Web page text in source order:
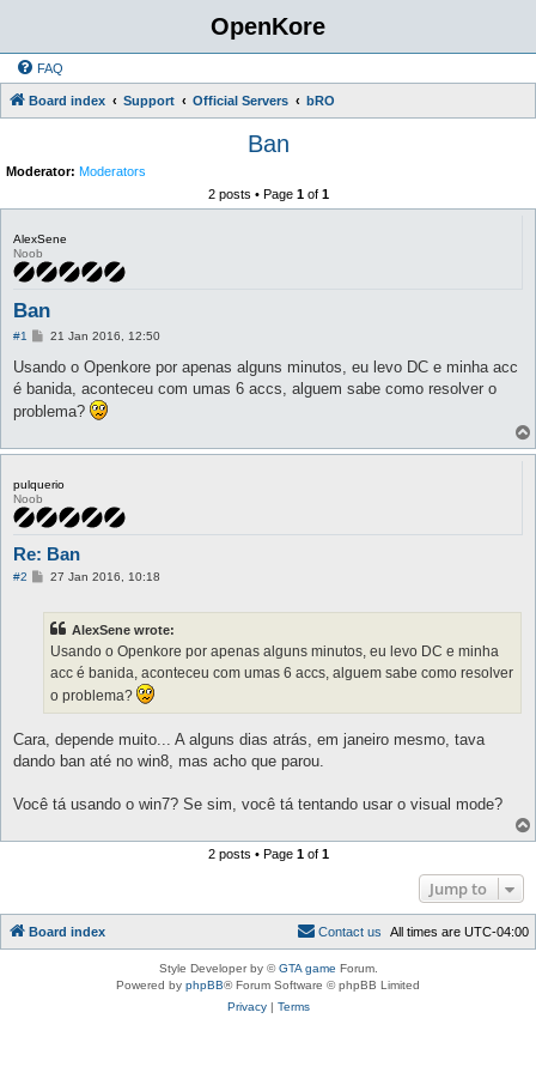
OpenKore
FAQ
Board index Support Official Servers bRO
Ban
Moderator: Moderators
2 posts • Page 1of 1
AlexSene
Noob
Ban
#1
P
s
21 Jan 2016, 12:50
Usando o Openkore por apenas alguns minutos, eu levo DC e minha acc
é banida, aconteceu com umas 6 accs, alguem sabe como resolver o
problema?
pulquerio
Noob
Re: Ban
#2
P27 Jan 2016, 10:18
AlexSene wrote:
Usando o Openkore por apenas alguns minutos, eu levo DC e minha
acc é banida, aconteceu com umas 6 accs, alguem sabe como resolver
o problema?
Cara, depende muito... A alguns dias atrás, em janeiro mesmo, tava
dando ban até no win8, mas acho que parou.
Você tá usando o win7? Se sim, você tá tentando usar o visual mode?
2 posts • Page 1of 1
Jump to
Board index All times are UTC-04:00
Contact us
Style Developer by ©GTA game Forum.
Powered by phpBB® Forum Software © phpBB Limited
Privacy| Terms